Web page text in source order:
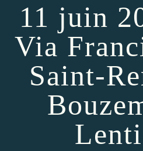
11 juin
Via
Saint-